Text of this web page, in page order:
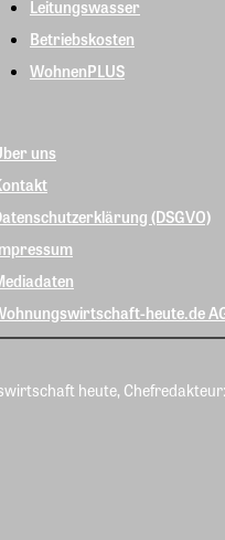
Leitungswasser
Betriebskosten
WohnenPLUS
uns
(DSGVO)
heute.de
heute,